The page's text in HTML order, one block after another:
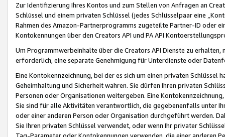
Zur Identifizierung Ihres Kontos und zum Stellen von Anfragen an
Schlüssel und einem privaten Schlüssel (jedes Schlüsselpaar eine
Rahmen des Amazon-Partnerprogramms zugeteilte Partner-ID oder
Kontokennungen über den Creators API und PA API
Um Programmwerbeinhalte über die Creators API Dienste zu
erforderlich, eine separate Genehmigung für Unterdienste oder
Eine Kontokennzeichnung, bei der es sich um einen privaten
Geheimhaltung und Sicherheit wahren. Sie dürfen Ihren privaten
Personen oder Organisationen weitergeben. Eine
Sie sind für alle Aktivitäten verantwortlich, die gegebenenfalls unter
oder einer anderen Person oder Organisation durchgeführt werden.
Sie Ihren privaten Schlüssel verwendet, oder wenn Ihr privater
Tag-Parameter oder Kontokennungen verwenden, die einer anderen